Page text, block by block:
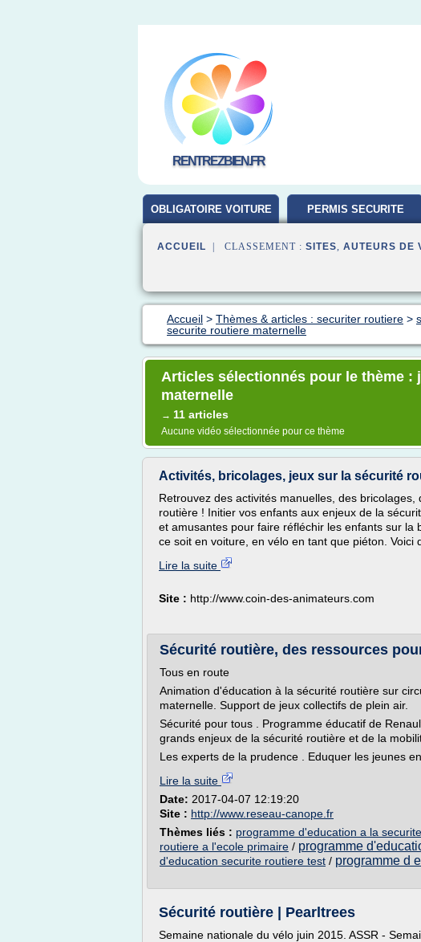
RENTREZBIEN.FR
OBLIGATOIRE VOITURE PERMIS SECURITE
ACCUEIL | CLASSEMENT : SITES, AUTEURS DE
Accueil > Thèmes & articles : securiter routiere >
securite routiere maternelle
Articles sélectionnés pour le thème :
maternelle
→ 11 articles
Aucune vidéo sélectionnée pour ce thème
Activités, bricolages, jeux sur la sécurité
Retrouvez des activités manuelles, des
routière ! Initier vos enfants aux enjeux de la
et amusantes pour faire réfléchir les enfants sur
ce soit en voiture, en vélo en tant que piéton. Voici
Lire la suite
Site : http://www.coin-des-animateurs.com
Sécurité routière, des ressources
Tous en route
Animation d'éducation à la sécurité routière sur
maternelle. Support de jeux collectifs de plein air.
Sécurité pour tous . Programme éducatif de
grands enjeux de la sécurité routière et de la
Les experts de la prudence . Eduquer les jeunes
Lire la suite
Date: 2017-04-07 12:19:20
Site : http://www.reseau-canope.fr
Thèmes liés : programme d'education a la
routiere a l'ecole primaire / programme
d'education securite routiere test / programme d
Sécurité routière | Pearltrees
Semaine nationale du vélo juin 2015. ASSR -